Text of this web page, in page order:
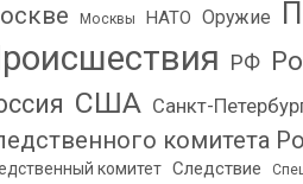
Москвы НАТО Оружие
РФ
США Санкт-
комитета
комитет Следствие